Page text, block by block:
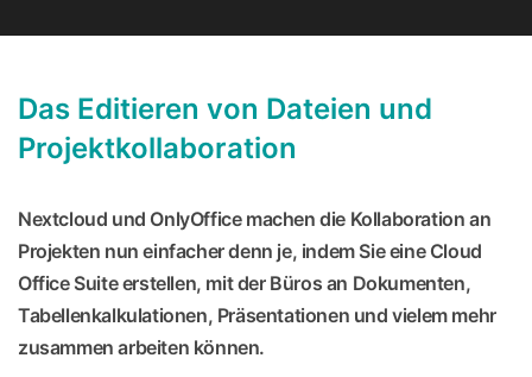
Das Editieren von Dateien und
Projektkollaboration
Nextcloud und OnlyOffice machen die Kollaboration an
Projekten nun einfacher denn je, indem Sie eine Cloud
Office Suite erstellen, mit der Büros an Dokumenten,
Tabellenkalkulationen, Präsentationen und vielem mehr
zusammen arbeiten können.